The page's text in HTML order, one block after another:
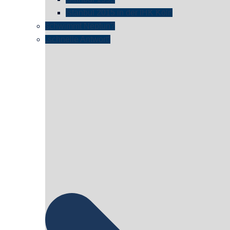
Istanbul 2015 in der IHK Köln
schwimmt Neptun?
„schnelle Antwort“